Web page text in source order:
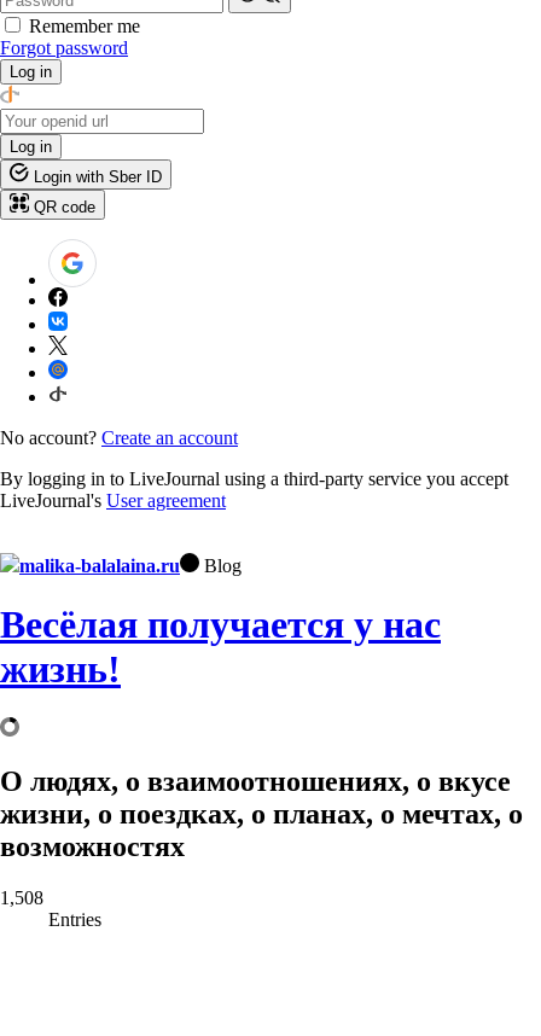
Remember me
Forgot password
Log in
Log in
Login with Sber ID
QR code
No account? Create an account
By logging in to LiveJournal using a third-party service you accept
LiveJournal's User agreement
malika-balalaina.ru Blog
Весёлая получается у нас
жизнь!
О людях, о взаимоотношениях, о вкусе
жизни, о поездках, о планах, о мечтах, о
возможностях
1,508
Entries